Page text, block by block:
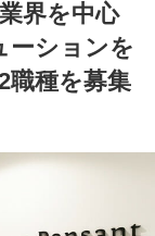
界を中心
ーションを
職種を募集